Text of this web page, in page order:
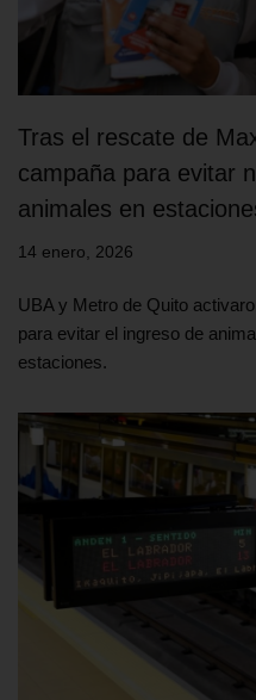
Tras el rescate de
campaña para evitar
animales en
14 enero, 2026
UBA y Metro de Quito
para evitar el ingreso de
estaciones.